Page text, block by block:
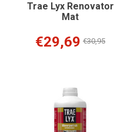
Trae Lyx Renovator
Mat
€29,69 €30,95